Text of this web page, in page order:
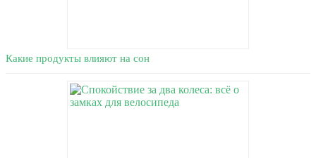
Какие продукты влияют на сон